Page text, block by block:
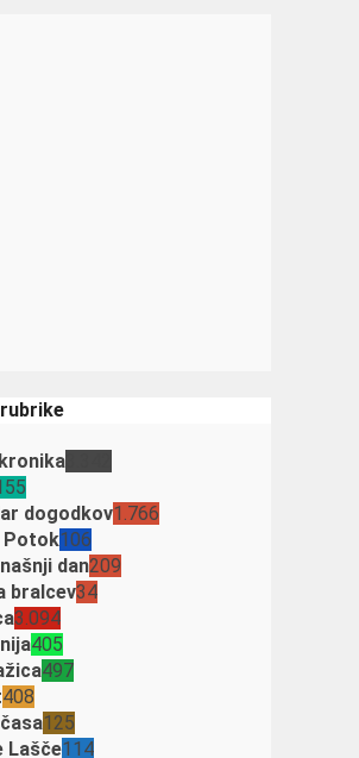
dogodkov1.766
Potok106
dan209
bralcev34
3.094
405
497
408
125
Lašče114